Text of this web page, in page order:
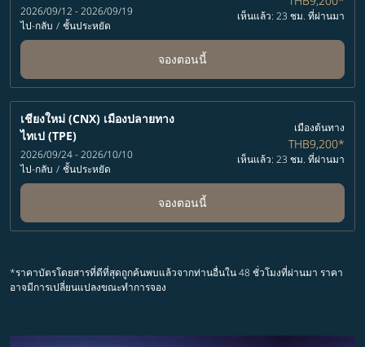
2026/09/12 - 2026/09/19
ไป-กลับ / ชั้นประหยัด
เห็นแล้ว: 23 ชม. ที่ผ่านมา
จองตอนนี้
เชียงใหม่ (CNX) เมืองปลายทาง
ไทเป (TPE)
2026/09/24 - 2026/10/10
ไป-กลับ / ชั้นประหยัด
เมืองต้นทาง
THB9,200*
เห็นแล้ว: 23 ชม. ที่ผ่านมา
จองตอนนี้
*ราคาบัตรโดยสารที่ดีที่สุดถูกค้นพบแล้วจากท่านอื่นใน 48 ชั่วโมงที่ผ่านมา ราคา
อาจมีการเปลี่ยนแปลงขณะทำการจอง